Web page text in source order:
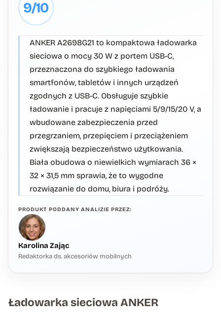
9/10
ANKER A2698G21 to kompaktowa ładowarka
sieciowa o mocy 30 W z portem USB-C,
przeznaczona do szybkiego ładowania
smartfonów, tabletów i innych urządzeń
zgodnych z USB-C. Obsługuje szybkie
ładowanie i pracuje z napięciami 5/9/15/20 V, a
wbudowane zabezpieczenia przed
przegrzaniem, przepięciem i przeciążeniem
zwiększają bezpieczeństwo użytkowania.
Biała obudowa o niewielkich wymiarach 36 ×
32 × 31,5 mm sprawia, że to wygodne
rozwiązanie do domu, biura i podróży.
PRODUKT PODDANY ANALIZIE PRZEZ:
Karolina Zając
Redaktorka ds. akcesoriów mobilnych
Ładowarka sieciowa ANKER